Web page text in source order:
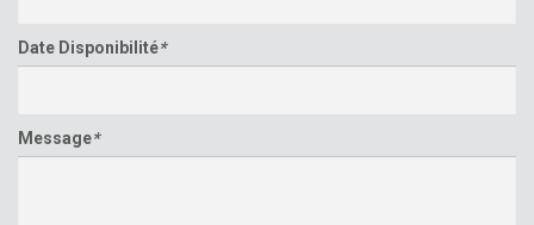
Date Disponibilité*
Message*